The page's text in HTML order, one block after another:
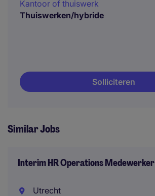
Kantoor of thuiswerk
Thuiswerken/hybride
Solliciteren
Similar Jobs
Interim HR Operations Medewerker
Utrecht